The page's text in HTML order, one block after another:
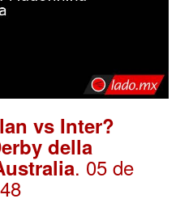
vs Inter?
della
. 05 de